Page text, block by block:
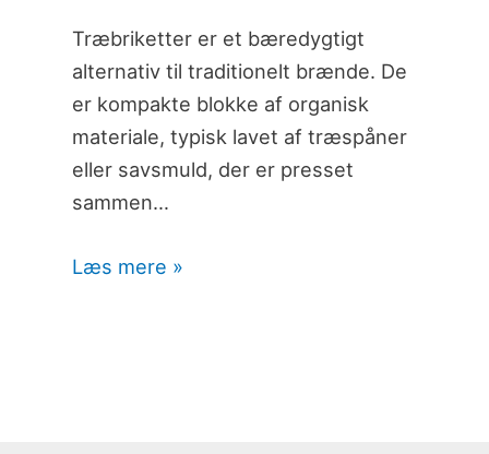
Træbriketter er et bæredygtigt
alternativ til traditionelt brænde. De
er kompakte blokke af organisk
materiale, typisk lavet af træspåner
eller savsmuld, der er presset
sammen…
Læs mere »